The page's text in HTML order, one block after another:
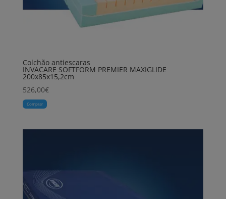
Colchão antiescaras
INVACARE SOFTFORM PREMIER MAXIGLIDE
200x85x15,2cm
526,00€
Comprar